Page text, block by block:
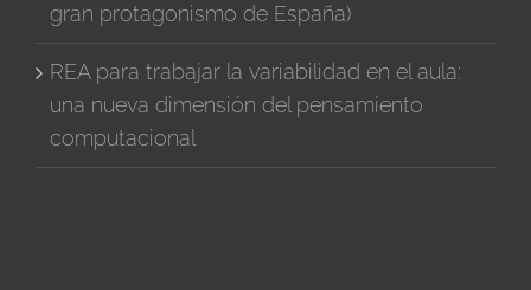
gran protagonismo de España)
REA para trabajar la variabilidad en el aula:
una nueva dimensión del pensamiento
computacional